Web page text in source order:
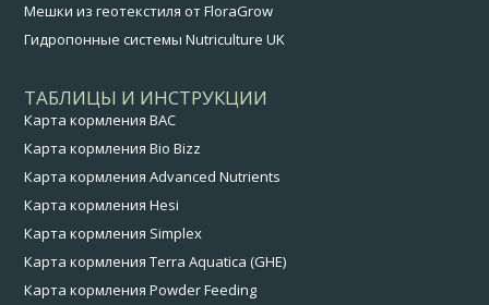
Мешки из геотекстиля от FloraGrow
Гидропонные системы Nutriculture UK
ТАБЛИЦЫ И ИНСТРУКЦИИ
Карта кормления BAC
Карта кормления Bio Bizz
Карта кормления Advanced Nutrients
Карта кормления Hesi
Карта кормления Simplex
Карта кормления Terra Aquatica (GHE)
Карта кормления Powder Feeding